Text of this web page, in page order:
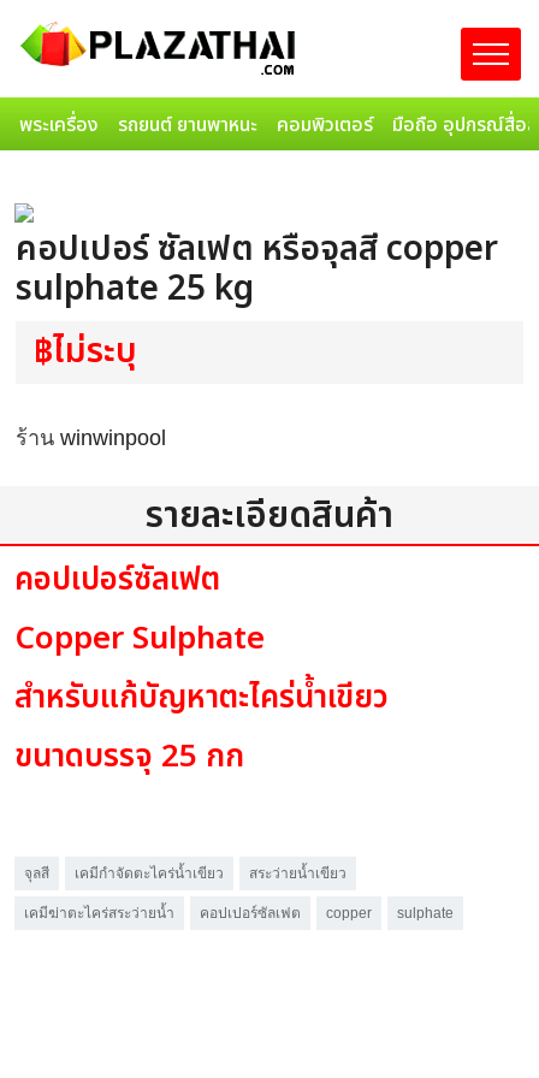
พระเครื่อง รถยนต์ ยานพาหนะ คอมพิวเตอร์ มือถือ อุปกรณ์สื่อส
คอปเปอร์ ซัลเฟต หรือจุลสี copper
sulphate 25 kg
฿ไม่ระบุ
ร้าน winwinpool
รายละเอียดสินค้า
คอปเปอร์ซัลเฟต
Copper Sulphate
สำหรับแก้บัญหาตะไคร่น้ำเขียว
ขนาดบรรจุ 25 กก
จุลสี เคมีกำจัดตะไคร่น้ำเขียว สระว่ายน้ำเขียว
เคมีฆ่าตะไคร่สระว่ายน้ำ คอปเปอร์ซัลเฟต copper sulphate